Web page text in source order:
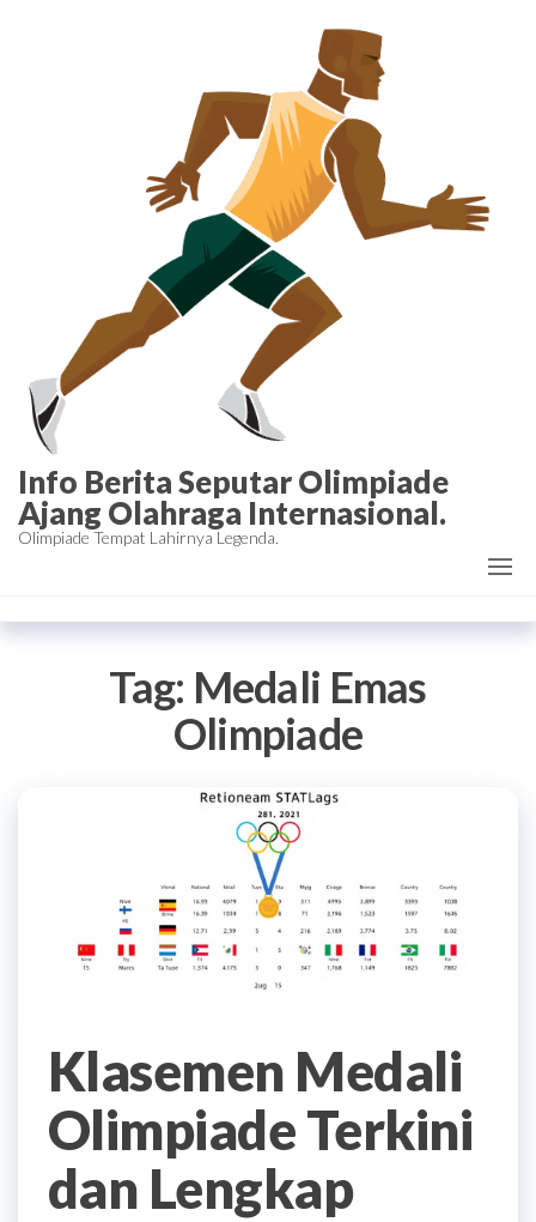
Info Berita Seputar Olimpiade
Ajang Olahraga Internasional.
Olimpiade Tempat Lahirnya Legenda.
Tag: Medali Emas
Olimpiade
Klasemen Medali
Olimpiade Terkini
dan Lengkap